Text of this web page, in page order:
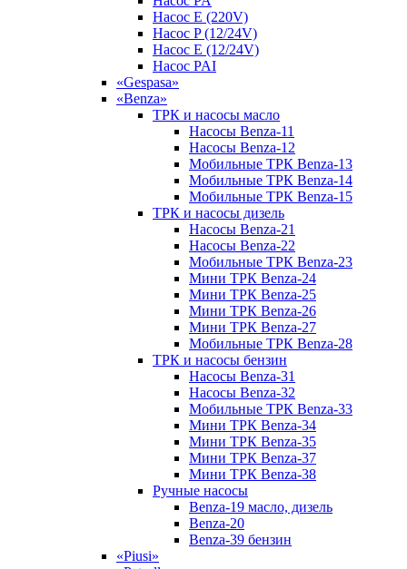
Насос E (220V)
Насос P (12/24V)
Насос E (12/24V)
Насос PAI
«Gespasa»
«Benza»
ТРК и насосы масло
Насосы Benza-11
Насосы Benza-12
Мобильные ТРК Benza-13
Мобильные ТРК Benza-14
Мобильные ТРК Benza-15
ТРК и насосы дизель
Насосы Benza-21
Насосы Benza-22
Мобильные ТРК Benza-23
Мини ТРК Benza-24
Мини ТРК Benza-25
Мини ТРК Benza-26
Мини ТРК Benza-27
Мобильные ТРК Benza-28
ТРК и насосы бензин
Насосы Benza-31
Насосы Benza-32
Мобильные ТРК Benza-33
Мини ТРК Benza-34
Мини ТРК Benza-35
Мини ТРК Benza-37
Мини ТРК Benza-38
Ручные насосы
Benza-19 масло, дизель
Benza-20
Benza-39 бензин
«Piusi»